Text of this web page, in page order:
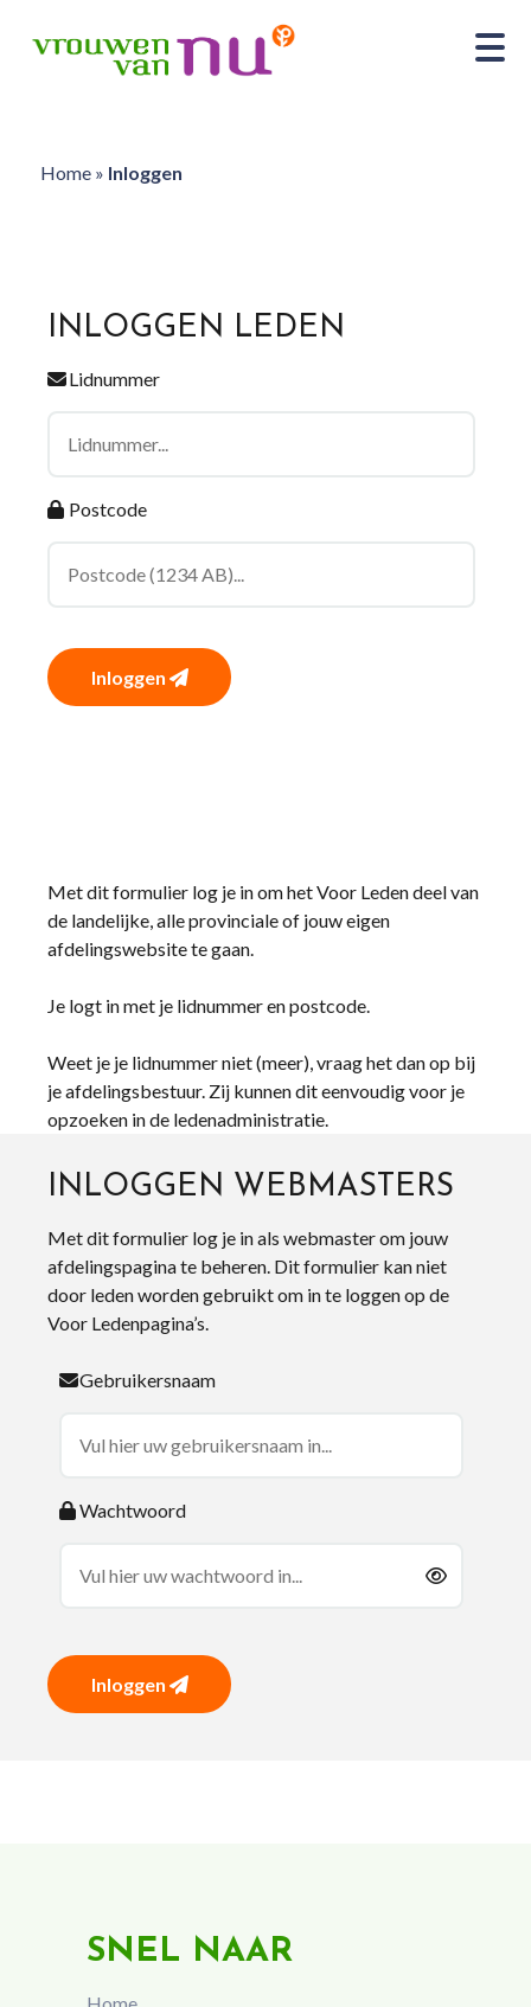
Home» Inloggen
INLOGGEN LEDEN
Lidnummer
Postcode
Inloggen
Met dit formulier log je in om het Voor Leden deel van
de landelijke, alle provinciale of jouw eigen
afdelingswebsite te gaan.
Je logt in met je lidnummer en postcode.
Weet je je lidnummer niet (meer), vraag het dan op bij
je afdelingsbestuur. Zij kunnen dit eenvoudig voor je
opzoeken in de ledenadministratie.
INLOGGEN WEBMASTERS
Met dit formulier log je in als webmaster om jouw
afdelingspagina te beheren. Dit formulier kan niet
door leden worden gebruikt om in te loggen op de
Voor Ledenpagina’s.
Gebruikersnaam
Wachtwoord
Inloggen
SNEL NAAR